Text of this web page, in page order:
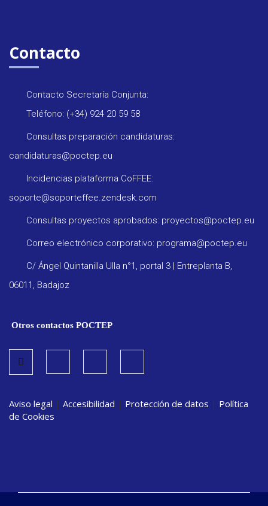
Contacto
Contacto Secretaría Conjunta:
Teléfono: (+34) 924 20 59 58
Consultas preparación candidaturas:
candidaturas@poctep.eu
Incidencias plataforma CoFFEE:
soporte@soporteffee.zendesk.com
Consultas proyectos aprobados: proyectos@poctep.eu
Correo electrónico corporativo: programa@poctep.eu
C/ Ángel Quintanilla Ulla n°1, portal 3 | Entreplanta B,
06011, Badajoz
Otros contactos POCTEP
Aviso legal | Accesibilidad | Protección de datos | Política
de Cookies